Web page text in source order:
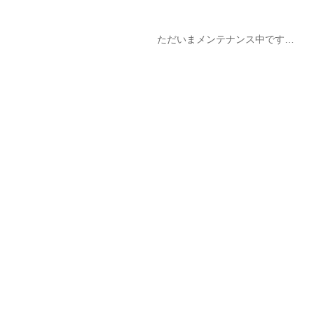
ただいまメンテナンス中です…